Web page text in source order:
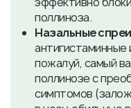
поллиноза.
Назальные
пожалуй, самый
поллинозе с
симптомов